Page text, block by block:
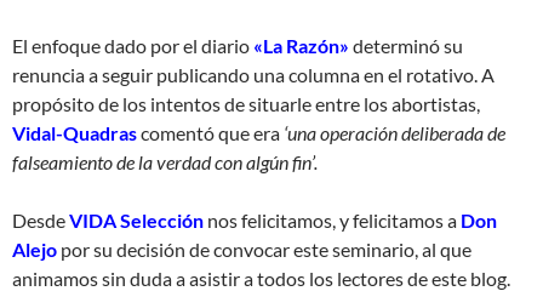
El enfoque dado por el diario «La Razón» determinó su
renuncia a seguir publicando una columna en el rotativo. A
propósito de los intentos de situarle entre los abortistas,
Vidal-Quadrascomentó que era ‘una operación deliberada de
falseamiento de la verdad con algún fin’.
DesdeVIDA Selección nos felicitamos, y felicitamos a Don
Alejo por su decisión de convocar este seminario, al que
animamos sin duda a asistir a todos los lectores de este blog.